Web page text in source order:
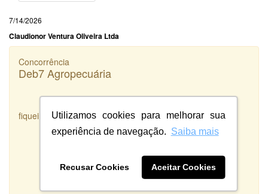
Utilizamos cookies para melhorar sua
experiência de navegação. Saiba mais
Recusar Cookies Aceitar Cookies
7/14/2026
Claudionor Ventura Oliveira Ltda
Concorrência
Deb7 Agropecuária
fiquei satisfeita com o serviço prestado